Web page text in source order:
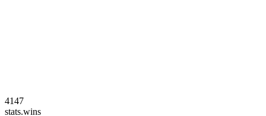
4147
stats.wins